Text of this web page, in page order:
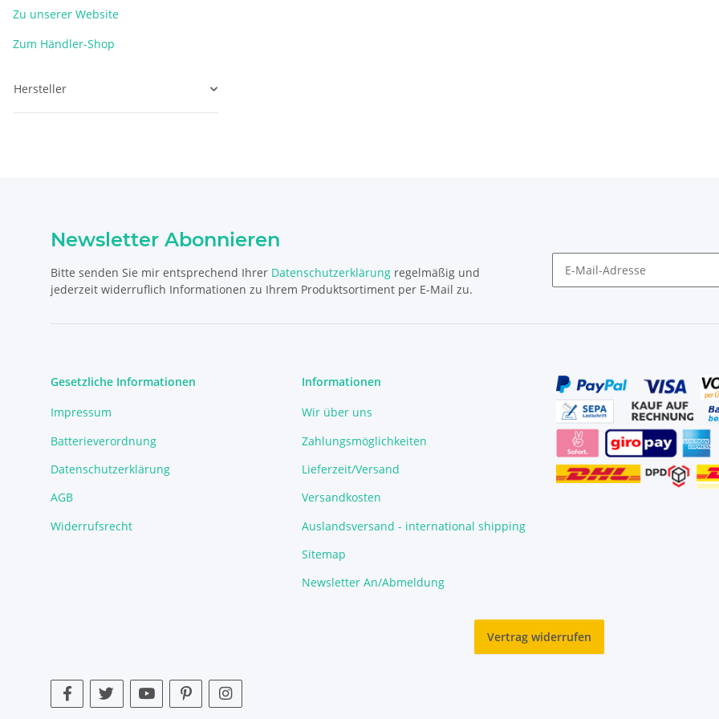
Zu unserer Website
Zum Händler-Shop
Hersteller
Newsletter Abonnieren
Bitte senden Sie mir entsprechend Ihrer Datenschutzerklärung regelmäßig und
jederzeit widerruflich Informationen zu Ihrem Produktsortiment per E-Mail zu.
Gesetzliche Informationen
Impressum
Batterieverordnung
Datenschutzerklärung
AGB
Widerrufsrecht
Informationen
Wir über uns
Zahlungsmöglichkeiten
Lieferzeit/Versand
Versandkosten
Auslandsversand - international shipping
Sitemap
Newsletter An/Abmeldung
Vertrag widerrufen